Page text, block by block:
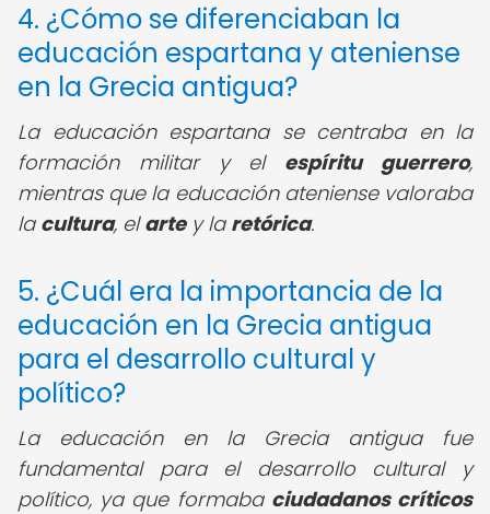
4. ¿Cómo se diferenciaban la
educación espartana y ateniense
en la Grecia antigua?
La educación espartana se centraba en la
formación militar y el espíritu guerrero,
mientras que la educación ateniense valoraba
la cultura, elartey la retórica.
5. ¿Cuál era la importancia de la
educación en la Grecia antigua
para el desarrollo cultural y
político?
La educación en la Grecia antigua fue
fundamental para el desarrollo cultural y
político, ya que formaba ciudadanos críticos